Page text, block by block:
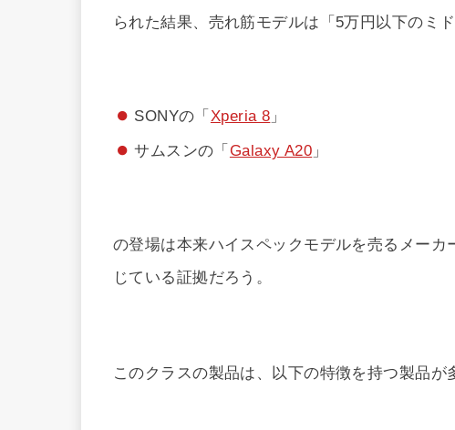
られた結果、売れ筋モデルは「5万円以下のミ
SONYの「 Xperia 8 」
サムスンの「 Galaxy A20 」
の登場は本来ハイスペックモデルを売るメー
じている証拠だろう。
このクラスの製品は、以下の特徴を持つ製品が